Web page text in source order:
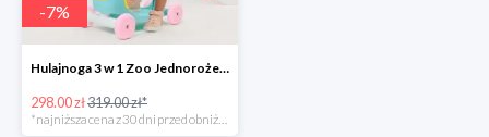
-7%
Hulajnoga 3 w 1 Zoo Jednorożec w super cenie
298.00 zł319.00 zł*